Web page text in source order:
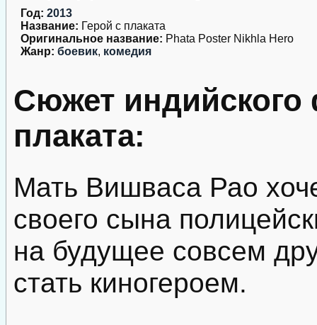
Год: 2013
Название: Герой с плаката
Оригинальное название: Phata Poster Nikhla Hero
Жанр: боевик, комедия
Сюжет
плаката:
Мать Вишваса Рао
своего сына
на будущее совсем
стать киногероем.